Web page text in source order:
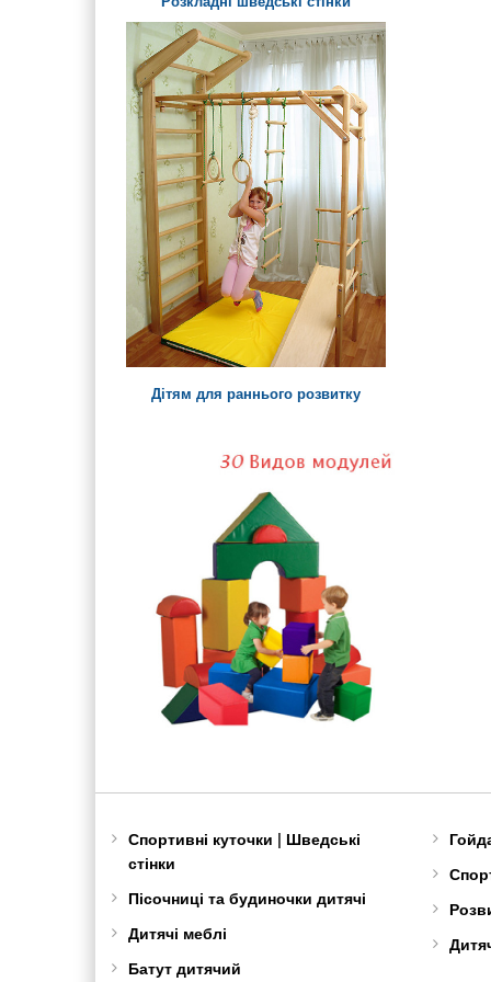
Дітям для раннього розвитку
Спортивні куточки | Шведські
стінки
Пісочниці та будиночки дитячі
Дитячі меблі
Батут дитячий